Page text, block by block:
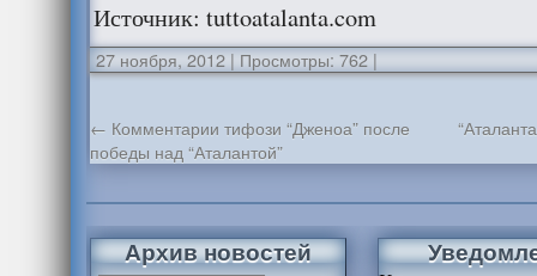
Источник: tuttoatalanta.com
27 ноября, 2012 | Просмотры: 762|
← Комментарии тифози “Дженоа” после
победы над “Аталантой”
Архив новостей